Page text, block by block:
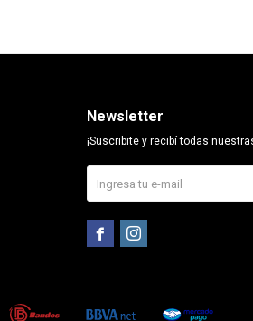
Newsletter
¡Suscribite y recibí todas
 